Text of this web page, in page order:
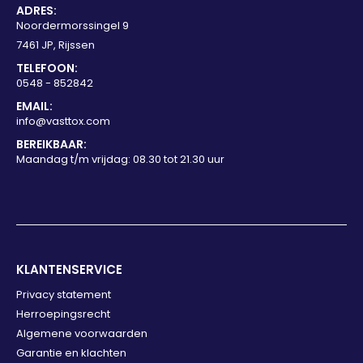
ADRES:
Noordermorssingel 9
7461 JP, Rijssen
TELEFOON:
0548 - 852842
EMAIL:
info@vasttox.com
BEREIKBAAR:
Maandag t/m vrijdag: 08.30 tot 21.30 uur
KLANTENSERVICE
Privacy statement
Herroepingsrecht
Algemene voorwaarden
Garantie en klachten